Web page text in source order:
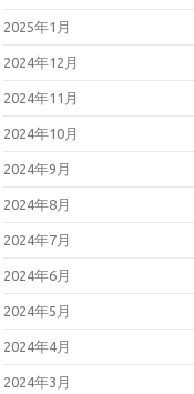
2025年1月
2024年12月
2024年11月
2024年10月
2024年9月
2024年8月
2024年7月
2024年6月
2024年5月
2024年4月
2024年3月